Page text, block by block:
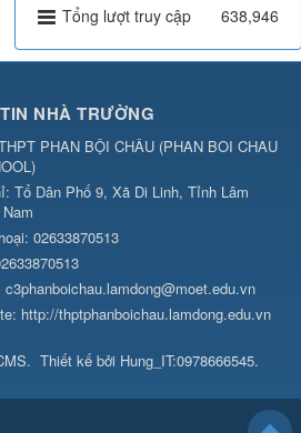
Tổng lượt truy cập
638,946
NHÀ TRƯỜNG
PHAN BỘI CHÂU (PHAN BOI CHAU
)
Tổ Dân Phố 9, Xã Di Linh, Tỉnh Lâm
02633870513
c3phanboichau.lamdong@moet.edu.vn
http://thptphanboichau.lamdong.edu.vn
. Thiết kế bởi Hung_IT:0978666545.